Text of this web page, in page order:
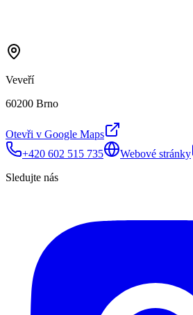
Veveří
60200 Brno
Otevři v Google Maps
+420 602 515 735
Webové stránky
Sledujte nás